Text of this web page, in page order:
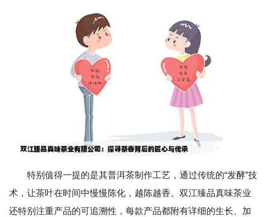
特别值得一提的是其普洱茶制作工艺，通过传统的“发酵”技
术，让茶叶在时间中慢慢陈化，越陈越香。双江臻品真味茶业
还特别注重产品的可追溯性，每款产品都附有详细的生长、加